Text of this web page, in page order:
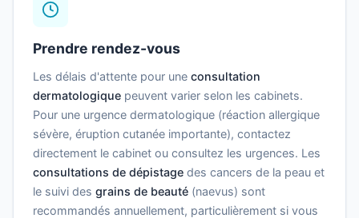
Prendre rendez-vous
Les délais d'attente pour une consultation
dermatologique peuvent varier selon les cabinets.
Pour une urgence dermatologique (réaction allergique
sévère, éruption cutanée importante), contactez
directement le cabinet ou consultez les urgences. Les
consultations de dépistage des cancers de la peau et
le suivi des grains de beauté (naevus) sont
recommandés annuellement, particulièrement si vous